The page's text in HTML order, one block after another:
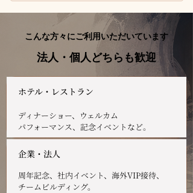
こんな方々にご利用いただいています
法人・個人どちらも歓迎
ホテル・レストラン
ディナーショー、ウェルカム
パフォーマンス、記念イベントなど。
企業・法人
周年記念、社内イベント、海外VIP接待、
チームビルディング。